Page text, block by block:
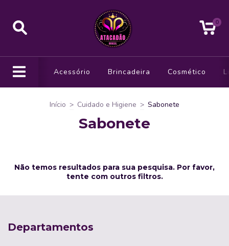
0
Acessório Brincadeira Cosmético
Início > Cuidado e Higiene > Sabonete
Sabonete
Não temos resultados para sua pesquisa. Por favor,
tente com outros filtros.
Departamentos